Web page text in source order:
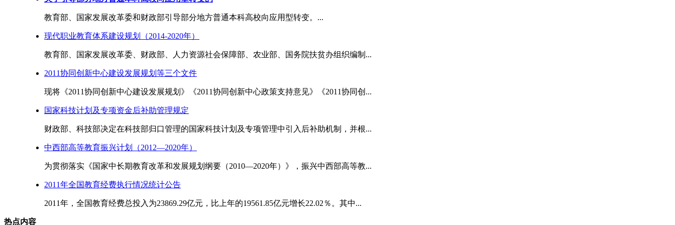
教育部、国家发展改革委和财政部引导部分地方普通本科高校向应用型转变。...
现代职业教育体系建设规划（2014-2020年）
教育部、国家发展改革委、财政部、人力资源社会保障部、农业部、国务院扶贫办组织编制...
2011协同创新中心建设发展规划等三个文件
现将《2011协同创新中心建设发展规划》《2011协同创新中心政策支持意见》《2011协同创...
国家科技计划及专项资金后补助管理规定
财政部、科技部决定在科技部归口管理的国家科技计划及专项管理中引入后补助机制，并根...
中西部高等教育振兴计划（2012—2020年）
为贯彻落实《国家中长期教育改革和发展规划纲要（2010—2020年）》，振兴中西部高等教...
2011年全国教育经费执行情况统计公告
2011年，全国教育经费总投入为23869.29亿元，比上年的19561.85亿元增长22.02％。其中...
热点内容